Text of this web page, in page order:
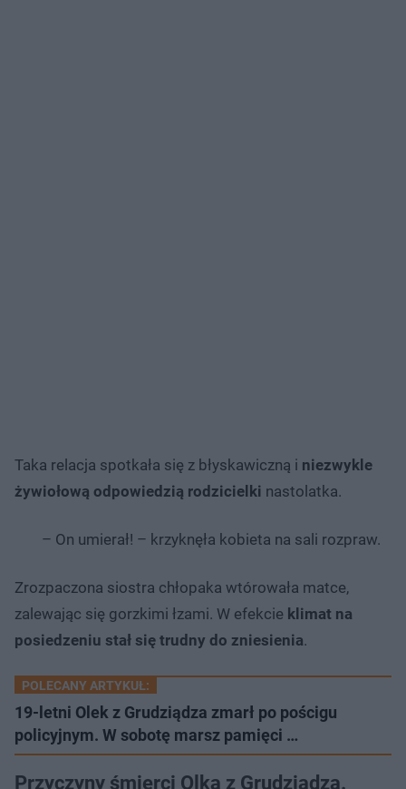
Taka relacja spotkała się z błyskawiczną i niezwykle
żywiołową odpowiedzią rodzicielki nastolatka.
– On umierał! – krzyknęła kobieta na sali rozpraw.
Zrozpaczona siostra chłopaka wtórowała matce,
zalewając się gorzkimi łzami. W efekcie klimat na
posiedzeniu stał się trudny do zniesienia.
POLECANY ARTYKUŁ:
19-letni Olek z Grudziądza zmarł po pościgu
policyjnym. W sobotę marsz pamięci …
Przyczyny śmierci Olka z Grudziądza.